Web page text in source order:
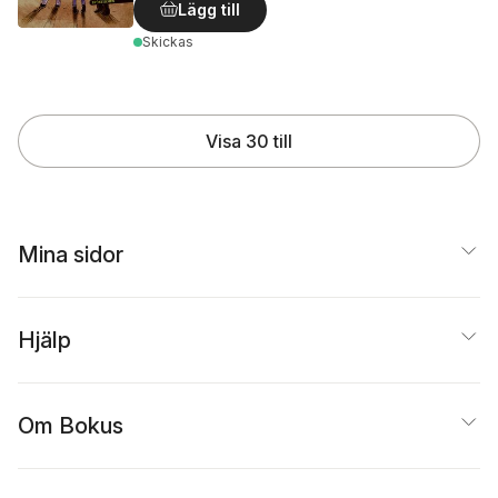
Lägg till
Skickas
Visa 30 till
Mina sidor
Hjälp
Om Bokus